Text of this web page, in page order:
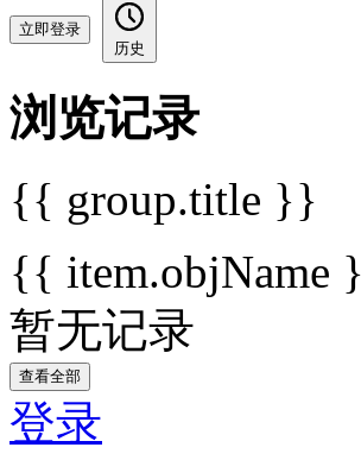
立即登录
历史
浏览记录
{{ group.title }}
{{ item.objName
暂无记录
查看全部
登录